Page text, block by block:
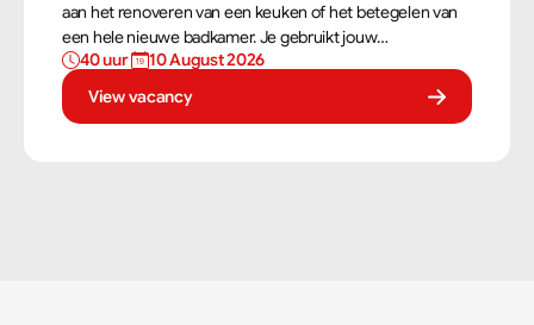
aan het renoveren van een keuken of het betegelen van
een hele nieuwe badkamer. Je gebruikt jouw
vaardigheden om tegels perfect te plaatsen. Als
tegelzetter ben je voortdurend bezig met diverse taken.
40 uur
10 August 2026
View vacancy